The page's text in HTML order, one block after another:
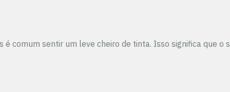
comum sentir um leve cheiro de tinta. Isso significa que